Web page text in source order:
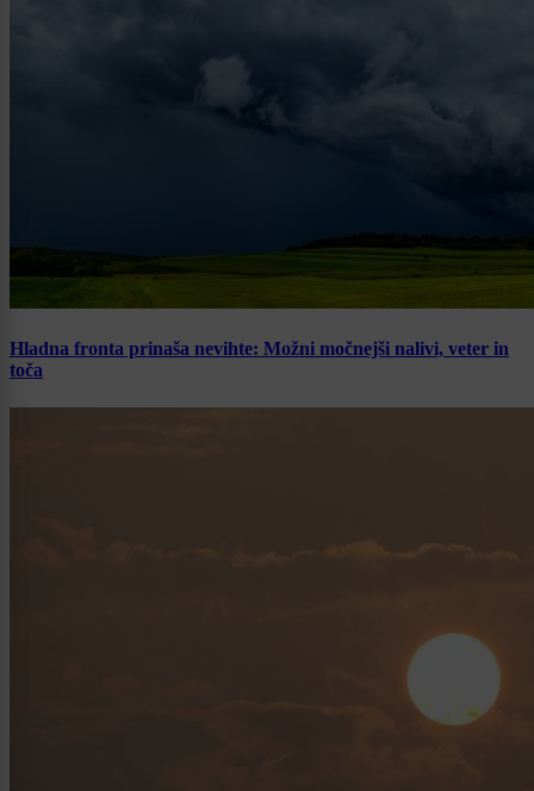
Hladna fronta prinaša nevihte: Možni močnejši nalivi, veter in
toča